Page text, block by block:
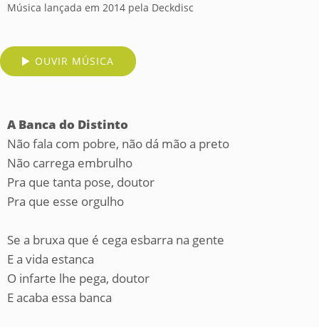
Música lançada em 2014 pela Deckdisc
OUVIR MÚSICA
A Banca do Distinto
Não fala com pobre, não dá mão a preto
Não carrega embrulho
Pra que tanta pose, doutor
Pra que esse orgulho
Se a bruxa que é cega esbarra na gente
E a vida estanca
O infarte lhe pega, doutor
E acaba essa banca